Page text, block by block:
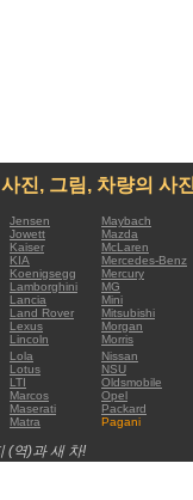
진, 그림, 차량의 사
Jensen
Maybach
Jowett
Mazda
Kaiser
McLaren
KIA
Mercedes-Benz
Koenigsegg
Mercury
Lamborghini
MG
Lancia
Mini
Land Rover
Mitsubishi
Lexus
Morgan
Lincoln
Morris
Lola
Nissan
Lotus
NSU
LTI
Oldsmobile
Marcos
Opel
Maserati
Packard
Matra Pagani
(역)과 새 차!